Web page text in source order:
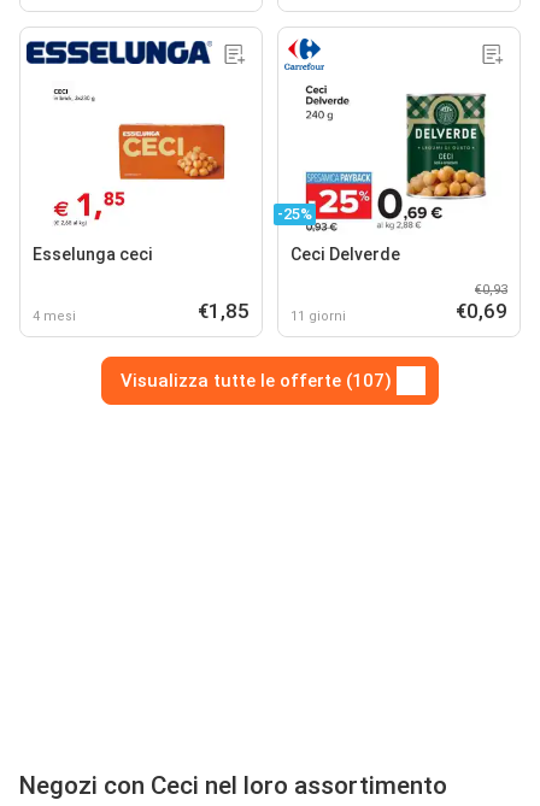
Esselunga ceci
4 mesi €1,85
-25%
Ceci Delverde
11 giorni
€0,93
€0,69
Visualizza tutte le offerte (107)
Negozi con Ceci nel loro assortimento